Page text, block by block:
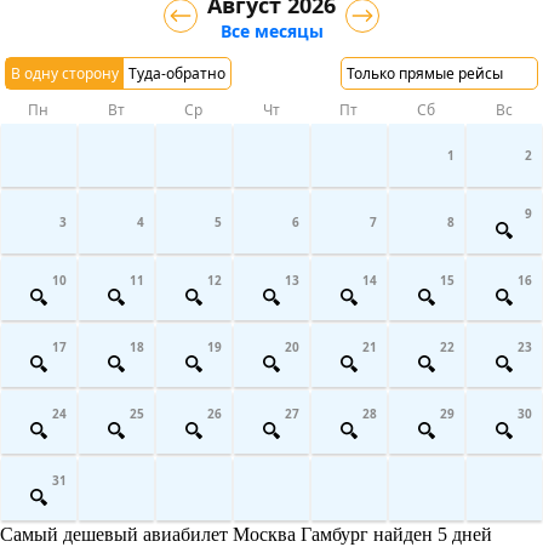
В одну сторону Туда-обратно Только прямые рейсы
Все месяцы
Пн Вт Ср Чт Пт Сб Вс
1 2
3 4 5 6 7 8 9
10 11 12 13 14 15 16
17 18 19 20 21 22 23
24 25 26 27 28 29 30
31
Самый дешевый авиабилет Москва Гамбург найден 5 дней